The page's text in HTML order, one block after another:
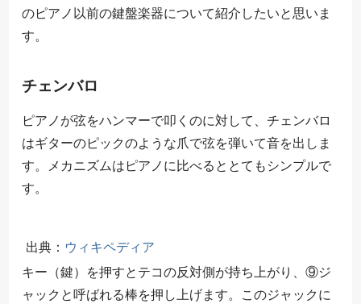
のピアノ以前の鍵盤楽器について紹介したいと思いま
す。
チェンバロ
ピアノが弦をハンマーで叩くのに対して、チェンバロ
はギターのピックのような爪で弦を弾いて音を出しま
す。メカニズムはピアノに比べるととてもシンプルで
す。
出典： ウィキペディア
キー（鍵）を押すとテコの反対側が持ち上がり、⑨ジ
ャックと呼ばれる棒を押し上げます。このジャックに